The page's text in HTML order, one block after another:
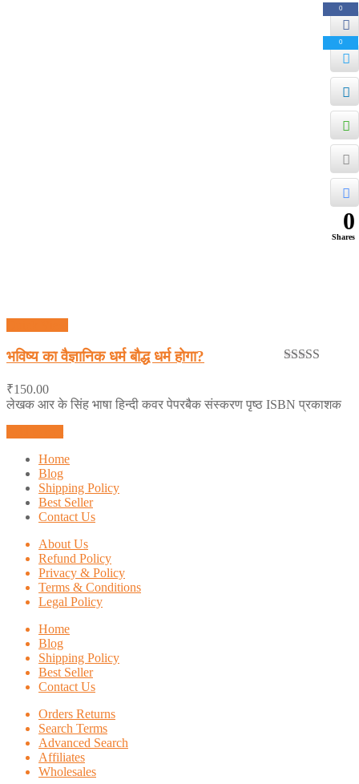
भविष्य का वैज्ञानिक धर्म बौद्ध धर्म होगा?
₹150.00
लेखक आर के सिंह भाषा हिन्दी कवर पेपरबैक संस्करण पृष्ठ ISBN प्रकाशक
Home
Blog
Shipping Policy
Best Seller
Contact Us
About Us
Refund Policy
Privacy & Policy
Terms & Conditions
Legal Policy
Home
Blog
Shipping Policy
Best Seller
Contact Us
Orders Returns
Search Terms
Advanced Search
Affiliates
Wholesales
0
0
0
Shares